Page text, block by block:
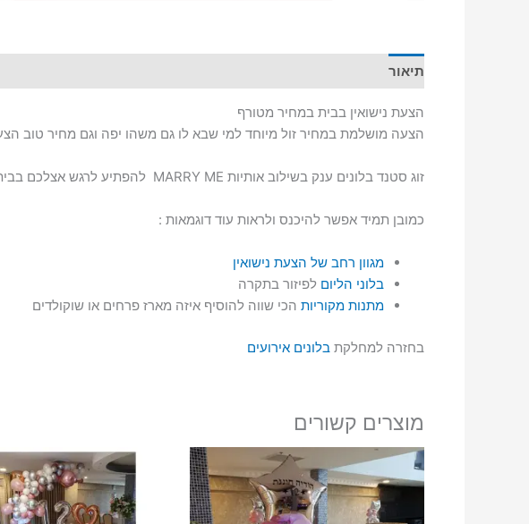
תיאור
הצעת נישואין בבית במחיר מטורף
הצעה מושלמת במחיר זול מיוחד למי שבא לו גם משהו יפה וגם מחיר טוב
זוג סטנד בלונים ענק בשילוב אותיות MARRY ME להפתיע לרגש אצלכם בבית או בחצר בהצעה מושלמת .
כמובן תמיד אפשר להיכנס ולראות עוד דוגמאות :
מגוון רחב של הצעת נישואין
בלוני הליום לפיזור בתקרה
מתנות מקוריות הכי שווה להוסיף איזה מארז פרחים או שוקולדים
בחזרה למחלקת בלונים אירועים
מוצרים קשורים